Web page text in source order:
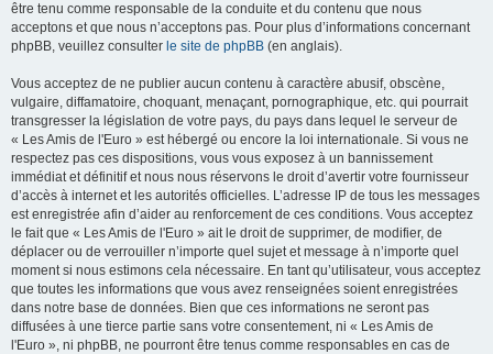
être tenu comme responsable de la conduite et du contenu que nous
acceptons et que nous n’acceptons pas. Pour plus d’informations concernant
phpBB, veuillez consulter le site de phpBB (en anglais).
Vous acceptez de ne publier aucun contenu à caractère abusif, obscène,
vulgaire, diffamatoire, choquant, menaçant, pornographique, etc. qui pourrait
transgresser la législation de votre pays, du pays dans lequel le serveur de
« Les Amis de l'Euro » est hébergé ou encore la loi internationale. Si vous ne
respectez pas ces dispositions, vous vous exposez à un bannissement
immédiat et définitif et nous nous réservons le droit d’avertir votre fournisseur
d’accès à internet et les autorités officielles. L’adresse IP de tous les messages
est enregistrée afin d’aider au renforcement de ces conditions. Vous acceptez
le fait que « Les Amis de l'Euro » ait le droit de supprimer, de modifier, de
déplacer ou de verrouiller n’importe quel sujet et message à n’importe quel
moment si nous estimons cela nécessaire. En tant qu’utilisateur, vous acceptez
que toutes les informations que vous avez renseignées soient enregistrées
dans notre base de données. Bien que ces informations ne seront pas
diffusées à une tierce partie sans votre consentement, ni « Les Amis de
l'Euro », ni phpBB, ne pourront être tenus comme responsables en cas de